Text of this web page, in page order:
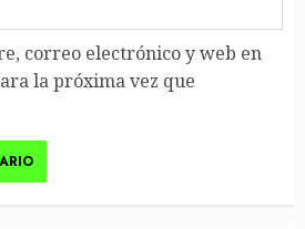
correo electrónico y web en
la próxima vez que